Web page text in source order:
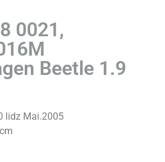
0021,
Beetle 1.9
lidz Mai.2005